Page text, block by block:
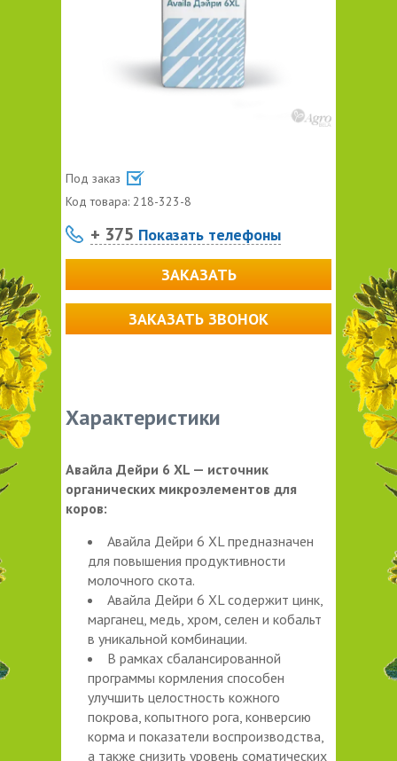
Под заказ
Код товара: 218-323-8
+ 375 Показать телефоны
ЗАКАЗАТЬ
ЗАКАЗАТЬ ЗВОНОК
Характеристики
Авайла Дейри 6 XL — источник
органических микроэлементов для
коров:
Авайла Дейри 6 ХL предназначен
для повышения продуктивности
молочного скота.
Авайла Дейри 6 XL содержит цинк,
марганец, медь, хром, селен и кобальт
в уникальной комбинации.
В рамках сбалансированной
программы кормления способен
улучшить целостность кожного
покрова, копытного рога, конверсию
корма и показатели воспроизводства,
а также снизить уровень соматических